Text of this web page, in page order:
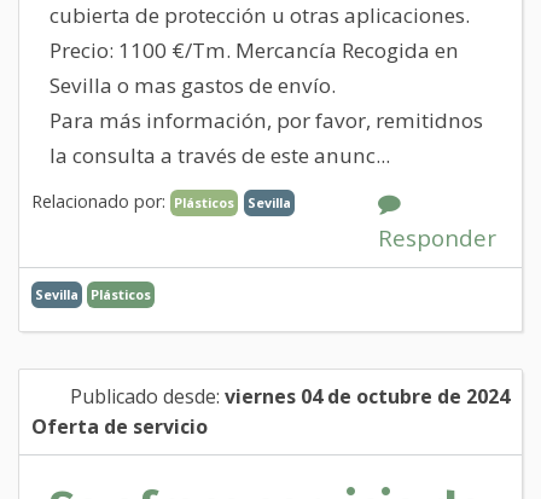
cubierta de protección u otras aplicaciones.
Precio: 1100 €/Tm. Mercancía Recogida en
Sevilla o mas gastos de envío.
Para más información, por favor, remitidnos
la consulta a través de este anunc...
Relacionado por: Plásticos Sevilla
Responder
Sevilla Plásticos
Publicado desde: viernes 04 de octubre de 2024
Oferta de servicio